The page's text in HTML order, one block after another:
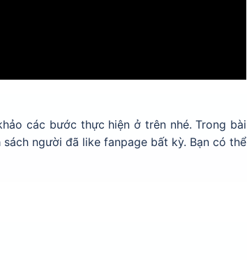
các bước thực hiện ở trên nhé. Trong bài
người đã like fanpage bất kỳ. Bạn có thể